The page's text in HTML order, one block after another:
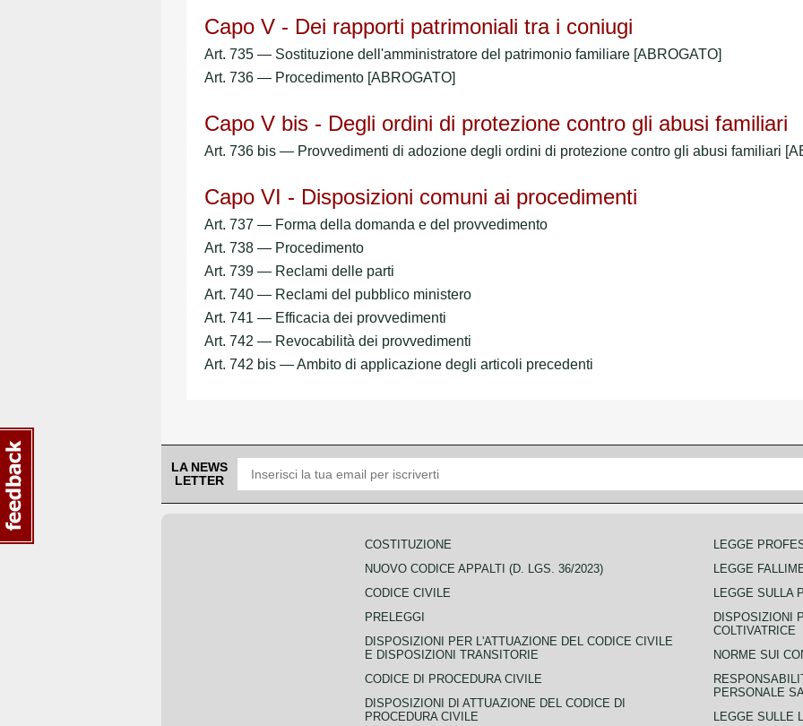
Capo V - Dei rapporti patrimoniali tra i coniugi
Art. 735 — Sostituzione dell'amministratore del patrimonio familiare [ABROGATO]
Art. 736 — Procedimento [ABROGATO]
Capo V bis - Degli ordini di protezione contro gli abusi familiari
Art. 736 bis — Provvedimenti di adozione degli ordini di protezione contro gli abusi familiari
Capo VI - Disposizioni comuni ai procedimenti
Art. 737 — Forma della domanda e del provvedimento
Art. 738 — Procedimento
Art. 739 — Reclami delle parti
Art. 740 — Reclami del pubblico ministero
Art. 741 — Efficacia dei provvedimenti
Art. 742 — Revocabilità dei provvedimenti
Art. 742 bis — Ambito di applicazione degli articoli precedenti
LA NEWS
LETTER
COSTITUZIONE
NUOVO CODICE APPALTI (D. LGS. 36/2023)
CODICE CIVILE
PRELEGGI
DISPOSIZIONI PER L'ATTUAZIONE DEL CODICE CIVILE
E DISPOSIZIONI TRANSITORIE
CODICE DI PROCEDURA CIVILE
DISPOSIZIONI DI ATTUAZIONE DEL CODICE DI
PROCEDURA CIVILE
LEGGE
LEGGE
LEGGE SULLA
DISPOSIZIONI
COLTIVATRICE
NORME SUI
PERSONALE
LEGGE SULLE